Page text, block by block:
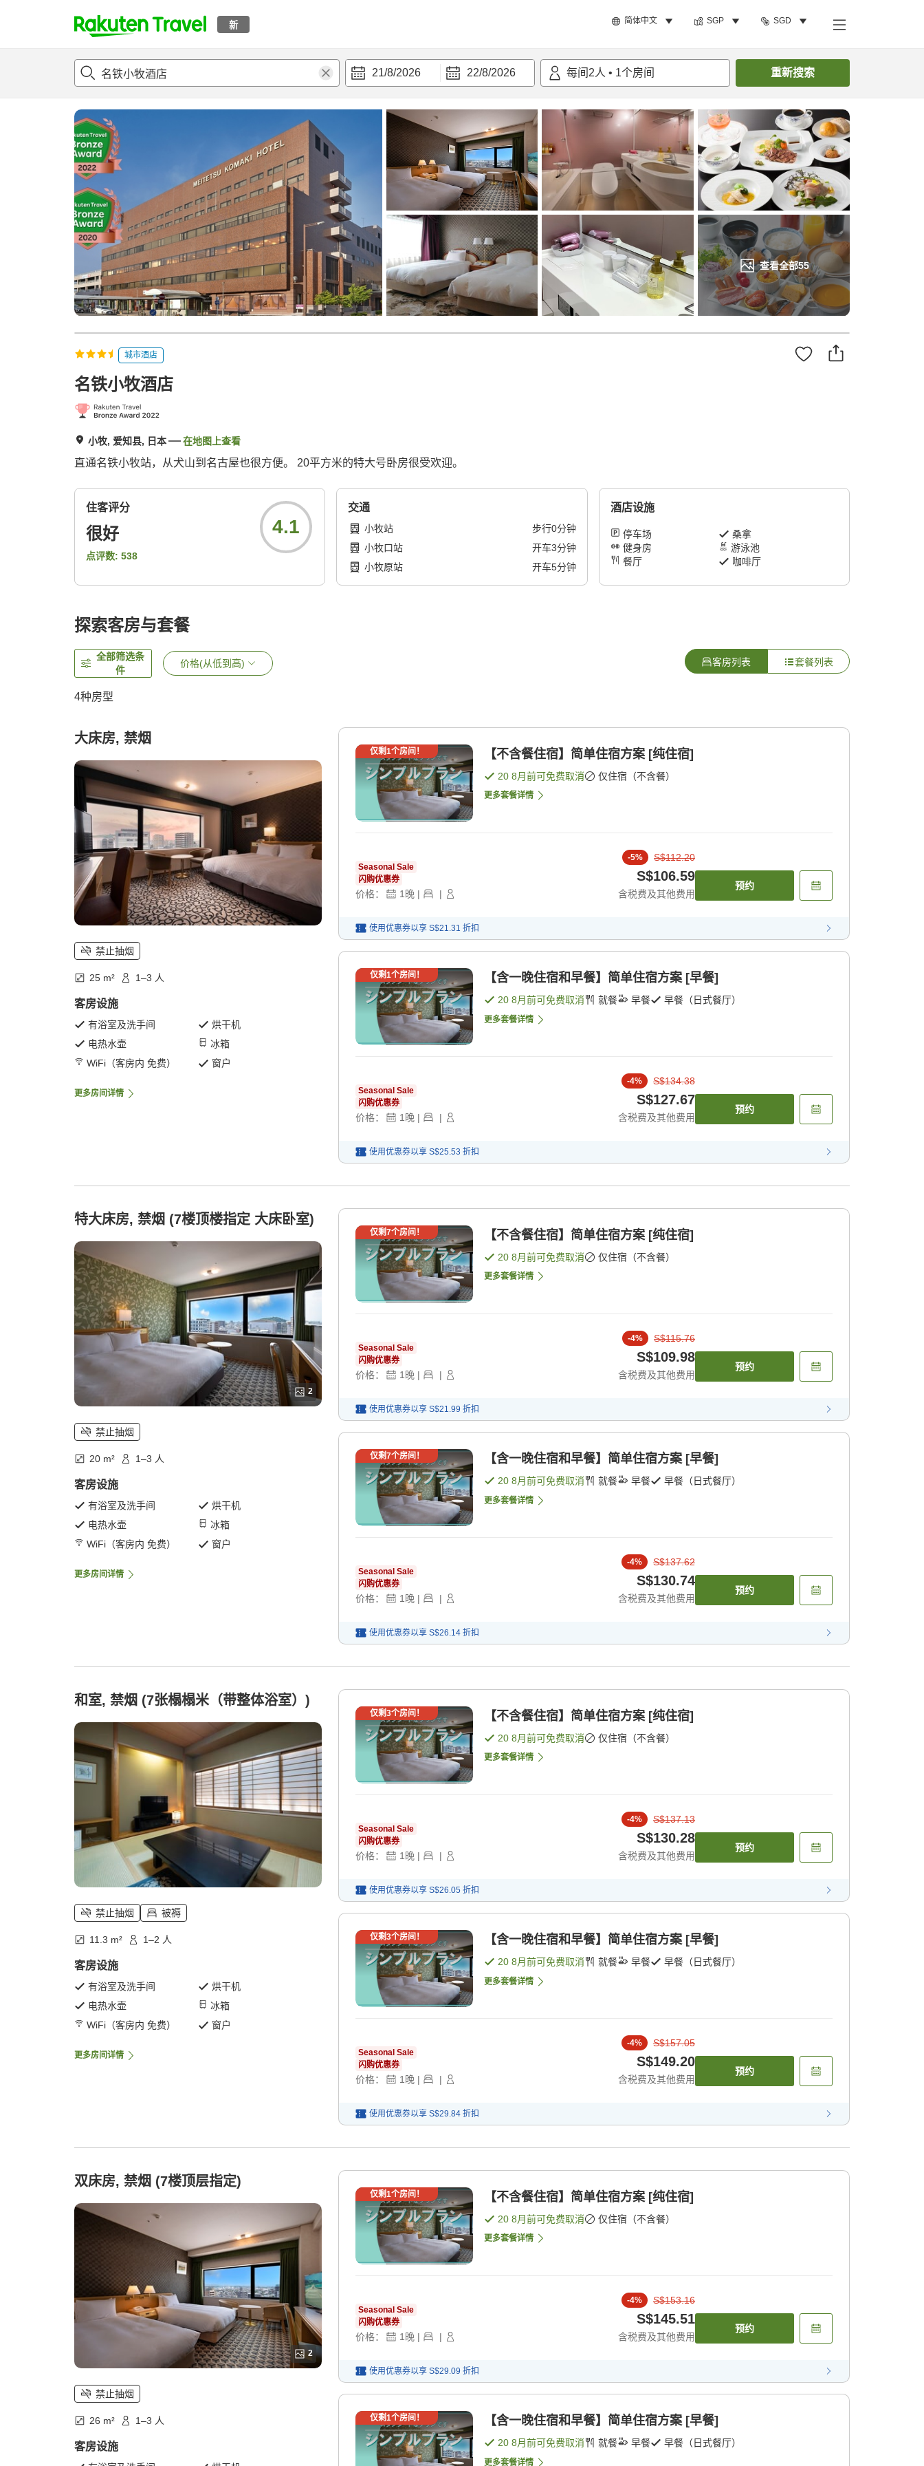
新 简体中文 SGP SGD
t
p
a
g
e
_
s
a
r
c
h
21/8/2026 22/8/2026 每间 2人 • 1个房间 重新搜索
查看全部55
概况 客房及住宿套餐评论 搜索客房
城市酒店
名铁小牧酒店
小牧, 爱知县, 日本 在地图上查看
直通名铁小牧站，从犬山到名古屋也很方便。 20平方米的特大号卧房很受欢迎。
住客评分
很好
点评数: 538
4.1
交通
小牧站 步行0分钟
小牧口站
开车3分钟
小牧原站
开车5分钟
酒店设施
停车场
桑拿
健身房
游泳池
餐厅
咖啡厅
探索客房与套餐
全部筛选条
件
价格(从低到高) 客房列表 套餐列表
4种房型
大床房, 禁烟
禁止抽烟
25 m² 1–3 人
客房设施
有浴室及洗手间
烘干机
电热水壶
冰箱
WiFi（客房内 免费）
窗户
更多房间详情
仅剩1个房间！ 【不含餐住宿】简单住宿方案 [纯住宿]
20 8月前可免费取消 仅住宿（不含餐）
更多套餐详情
Seasonal Sale
闪购优惠券
价格： 1晚 | |
-5% S$112.20
S$106.59
含税费及其他费用
预约
使用优惠券以享 S$21.31 折扣
仅剩1个房间！ 【含一晚住宿和早餐】简单住宿方案 [早餐]
20 8月前可免费取消 就餐 早餐 早餐（日式餐厅）
更多套餐详情
Seasonal Sale
闪购优惠券
价格： 1晚 | |
-4% S$134.38
S$127.67
含税费及其他费用
预约
使用优惠券以享 S$25.53 折扣
特大床房, 禁烟 (7楼顶楼指定 大床卧室)
2
禁止抽烟
20 m² 1–3 人
客房设施
有浴室及洗手间
烘干机
电热水壶
冰箱
WiFi（客房内 免费）
窗户
更多房间详情
仅剩7个房间！ 【不含餐住宿】简单住宿方案 [纯住宿]
20 8月前可免费取消 仅住宿（不含餐）
更多套餐详情
Seasonal Sale
闪购优惠券
价格： 1晚 | |
-4% S$115.76
S$109.98
含税费及其他费用
预约
使用优惠券以享 S$21.99 折扣
仅剩7个房间！ 【含一晚住宿和早餐】简单住宿方案 [早餐]
20 8月前可免费取消 就餐 早餐 早餐（日式餐厅）
更多套餐详情
Seasonal Sale
闪购优惠券
价格： 1晚 | |
-4% S$137.62
S$130.74
含税费及其他费用
预约
使用优惠券以享 S$26.14 折扣
和室, 禁烟 (7张榻榻米（带整体浴室）)
禁止抽烟 被褥
11.3 m² 1–2 人
客房设施
有浴室及洗手间
烘干机
电热水壶
冰箱
WiFi（客房内 免费）
窗户
更多房间详情
仅剩3个房间！ 【不含餐住宿】简单住宿方案 [纯住宿]
20 8月前可免费取消 仅住宿（不含餐）
更多套餐详情
Seasonal Sale
闪购优惠券
价格： 1晚 | |
-4% S$137.13
S$130.28
含税费及其他费用
预约
使用优惠券以享 S$26.05 折扣
仅剩3个房间！ 【含一晚住宿和早餐】简单住宿方案 [早餐]
20 8月前可免费取消 就餐 早餐 早餐（日式餐厅）
更多套餐详情
Seasonal Sale
闪购优惠券
价格： 1晚 | |
-4% S$157.05
S$149.20
含税费及其他费用
预约
使用优惠券以享 S$29.84 折扣
双床房, 禁烟 (7楼顶层指定)
2
禁止抽烟
26 m² 1–3 人
客房设施
仅剩1个房间！ 【不含餐住宿】简单住宿方案 [纯住宿]
20 8月前可免费取消 仅住宿（不含餐）
更多套餐详情
Seasonal Sale
闪购优惠券
价格： 1晚 | |
-4% S$153.16
S$145.51
含税费及其他费用
预约
使用优惠券以享 S$29.09 折扣
仅剩1个房间！ 【含一晚住宿和早餐】简单住宿方案 [早餐]
20 8月前可免费取消 就餐 早餐 早餐（日式餐厅）
更多套餐详情